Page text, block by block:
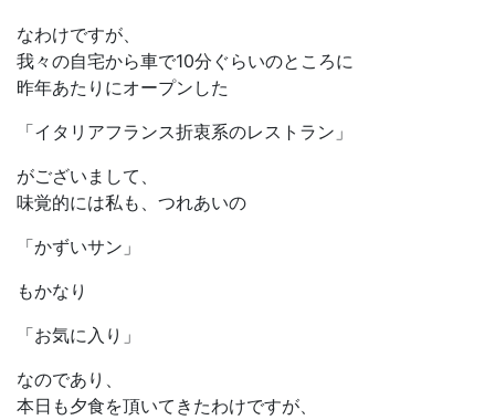
なわけですが、
我々の自宅から車で10分ぐらいのところに
昨年あたりにオープンした
「イタリアフランス折衷系のレストラン」
がございまして、
味覚的には私も、つれあいの
「かずいサン」
もかなり
「お気に入り」
なのであり、
本日も夕食を頂いてきたわけですが、